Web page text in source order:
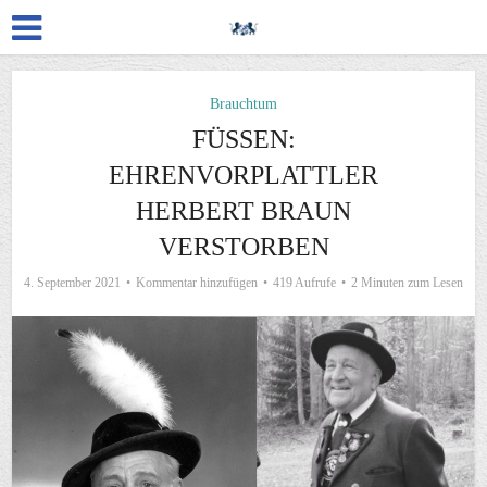
Brauchtum
FÜSSEN:
EHRENVORPLATTLER
HERBERT BRAUN
VERSTORBEN
4. September 2021 Kommentar hinzufügen 419 Aufrufe 2 Minuten zum Lesen